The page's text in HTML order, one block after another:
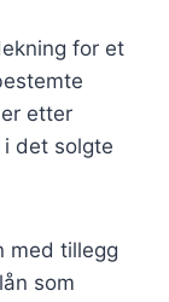
for et
etter
det solgte
med tillegg
som